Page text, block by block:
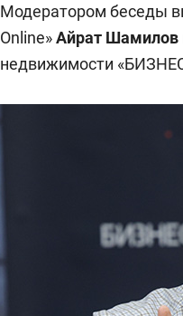
Модератором беседы
Online»Айрат Шамилов
недвижимости